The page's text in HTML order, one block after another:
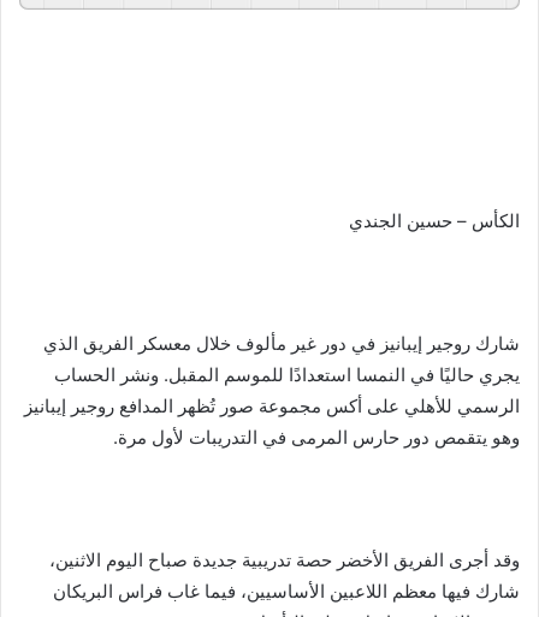
الكأس – حسين الجندي
شارك روجير إيبانيز في دور غير مألوف خلال معسكر الفريق الذي
يجري حاليًا في النمسا استعدادًا للموسم المقبل. ونشر الحساب
الرسمي للأهلي على أكس مجموعة صور تُظهر المدافع روجير إيبانيز
وهو يتقمص دور حارس المرمى في التدريبات لأول مرة.
وقد أجرى الفريق الأخضر حصة تدريبية جديدة صباح اليوم الاثنين،
شارك فيها معظم اللاعبين الأساسيين، فيما غاب فراس البريكان